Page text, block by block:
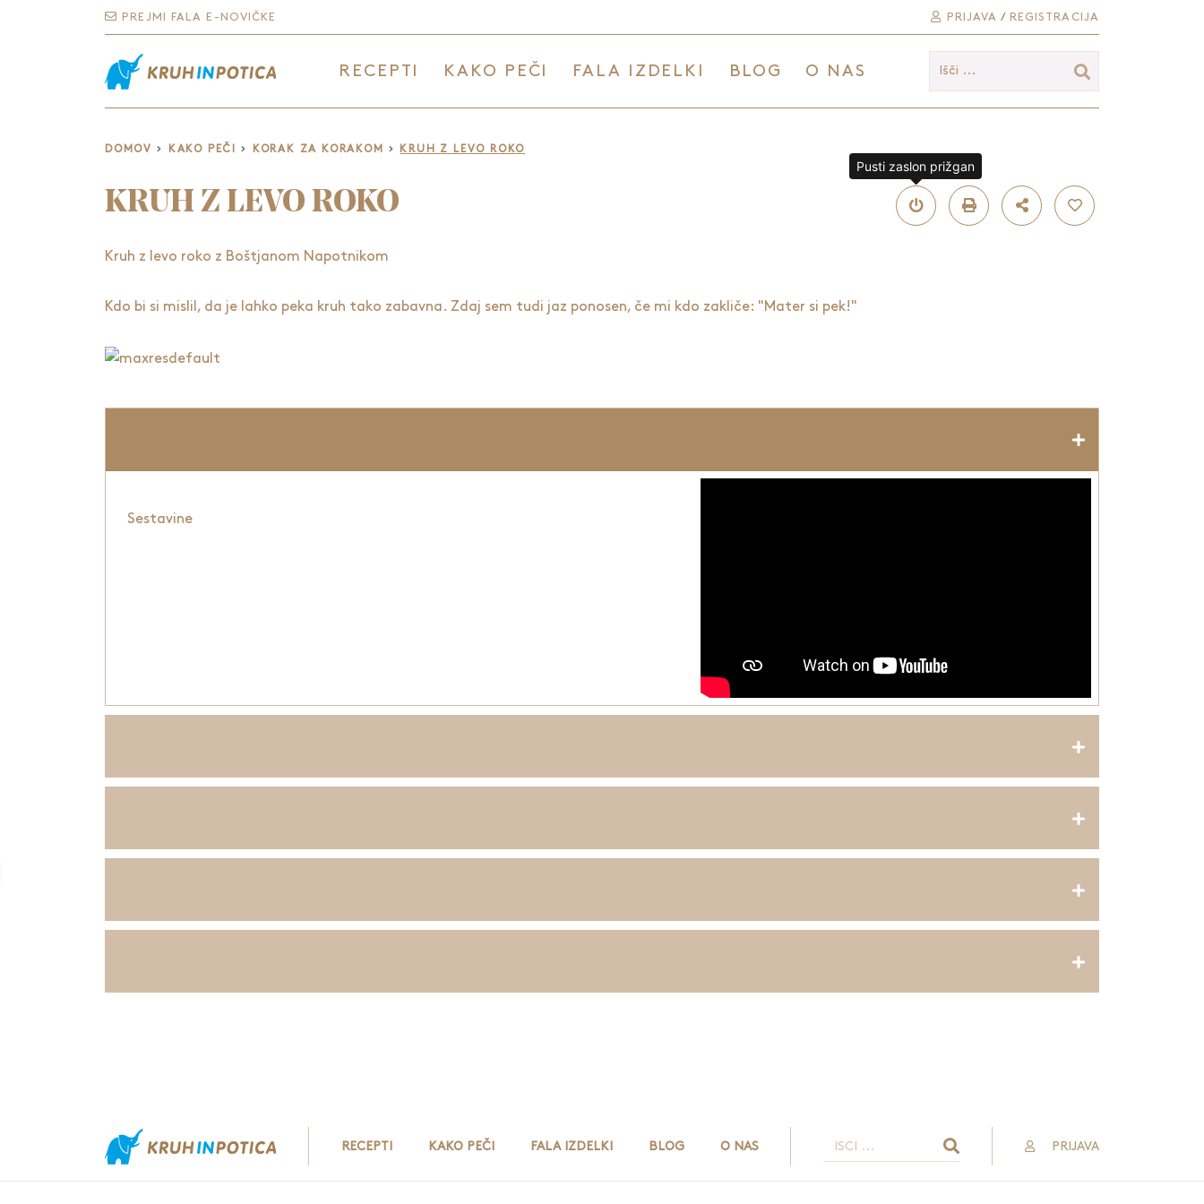
PREJMI FALA E-NOVIČKE PRIJAVA / REGISTRACIJA
Išči ...
RECEPTI KAKO PEČI FALA IZDELKI BLOG O NAS
DOMOV KAKO PEČI KORAK ZA KORAKOM KRUH Z LEVO ROKO
KRUH Z LEVO ROKO
Kruh z levo roko z Boštjanom Napotnikom
Kdo bi si mislil, da je lahko peka kruh tako zabavna. Zdaj sem tudi jaz ponosen, če mi kdo zakliče: "Mater si pek!"
Sestavine
RECEPTI KAKO PEČI FALA IZDELKI BLOG O NAS PRIJAVA
Pusti zaslon prižgan